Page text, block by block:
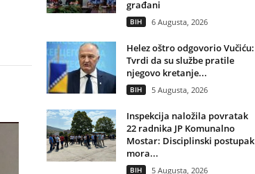
građani
BIH 6 Augusta, 2026
Helez oštro odgovorio Vučiću:
Tvrdi da su službe pratile
njegovo kretanje...
BIH 5 Augusta, 2026
Inspekcija naložila povratak
22 radnika JP Komunalno
Mostar: Disciplinski postupak
mora...
BIH 5 Augusta, 2026